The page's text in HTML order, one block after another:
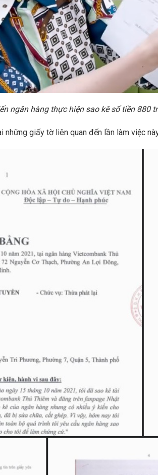
ngân hàng thực hiện sao kê số tiền 880
những giấy tờ liên quan đến lần làm việc